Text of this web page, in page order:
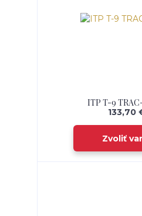
ITP T-9
133,70
Zvoliť